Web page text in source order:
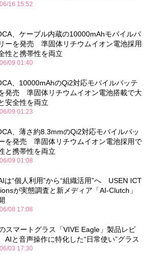
16 15:52
、ケーブル内蔵の10000mAhモバイルバ
ーを発売 準固体リチウムイオン電池採用
性と携帯性を両立
09 01:40
、10000mAhのQi2対応モバイルバッテ
発売 準固体リチウムイオン電池搭載で大
安全性を両立
09 01:23
、薄さ約8.3mmのQi2対応モバイルバッ
を発売 準固体リチウムイオン電池採用で
と携帯性を両立
09 01:08
は“個人利用”から“組織活用”へ USEN ICT
が実態調査と新メディア「AI-Clutch」
08 17:08
スマートグラス「VIVE Eagle」製品レビ
と音声操作に特化した“日常使い”グラス
03 17:30